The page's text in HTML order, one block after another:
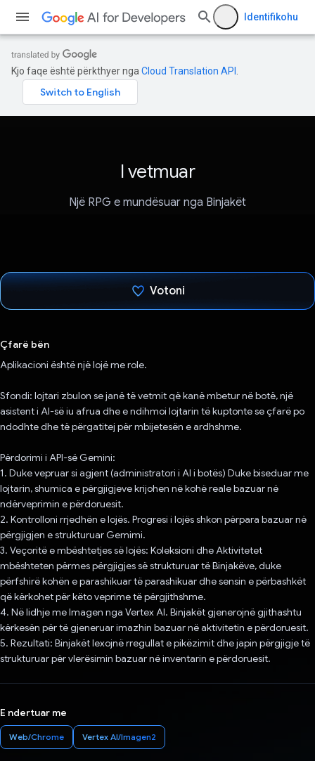
Identifikohu
Kjo faqe është përkthyer nga Cloud Translation API
I vetmuar
Një RPG e mundësuar nga Binjakët
Votoni
Çfarë bën
Aplikacioni është një lojë me role.
Sfondi: lojtari zbulon se janë të vetmit që kanë mbetur në botë, një
asistent i AI-së iu afrua dhe e ndihmoi lojtarin të kuptonte se çfarë po
ndodhte dhe të përgatitej për mbijetesën e ardhshme.
Përdorimi i API-së Gemini:
1. Duke vepruar si agjent (administratori i AI i botës) Duke biseduar me
lojtarin, shumica e përgjigjeve krijohen në kohë reale bazuar në
ndërveprimin e përdoruesit.
2. Kontrolloni rrjedhën e lojës. Progresi i lojës shkon përpara bazuar në
përgjigjen e strukturuar Gemimi.
3. Veçoritë e mbështetjes së lojës: Koleksioni dhe Aktivitetet
mbështeten përmes përgjigjes së strukturuar të Binjakëve, duke
përfshirë kohën e parashikuar të parashikuar dhe sensin e përbashkët
që kërkohet për këto veprime të përgjithshme.
4. Në lidhje me Imagen nga Vertex AI. Binjakët gjenerojnë gjithashtu
kërkesën për të gjeneruar imazhin bazuar në aktivitetin e përdoruesit.
5. Rezultati: Binjakët lexojnë rregullat e pikëzimit dhe japin përgjigje të
strukturuar për vlerësimin bazuar në inventarin e përdoruesit.
E ndertuar me
Web/Chrome Vertex AI/Imagen2